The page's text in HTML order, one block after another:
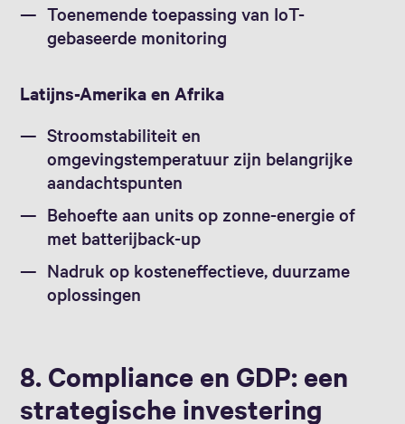
Toenemende toepassing van IoT-
gebaseerde monitoring
Latijns-Amerika en Afrika
Stroomstabiliteit en
omgevingstemperatuur zijn belangrijke
aandachtspunten
Behoefte aan units op zonne-energie of
met batterijback-up
Nadruk op kosteneffectieve, duurzame
oplossingen
8. Compliance en GDP: een
strategische investering